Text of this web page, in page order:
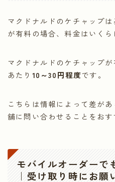
マクドナルドのケチャップ
が有料の場合、料金はいくら
マクドナルドのケチャップ
あたり 10～30円程度です。
こちらは情報によって差が
舗に問い合わせることをおす
モバイルオーダーで
｜受け取り時にお願